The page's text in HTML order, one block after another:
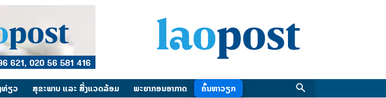
ທ່ຽວ ສຸຂະພາບ ແລະ ສີ່ງແວດລ້ອມ ພະຍາກອນອາກາດ ຄົ້ນຫາວຽກ